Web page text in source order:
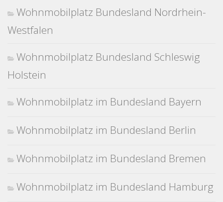
Wohnmobilplatz Bundesland Nordrhein-
Westfalen
Wohnmobilplatz Bundesland Schleswig
Holstein
Wohnmobilplatz im Bundesland Bayern
Wohnmobilplatz im Bundesland Berlin
Wohnmobilplatz im Bundesland Bremen
Wohnmobilplatz im Bundesland Hamburg